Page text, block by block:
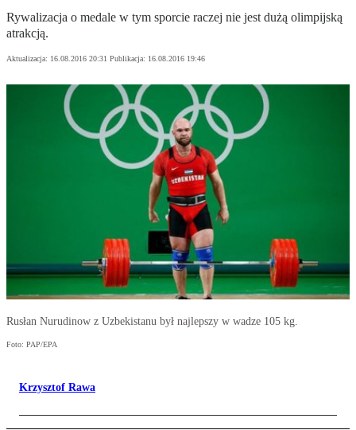
Rywalizacja o medale w tym sporcie raczej nie jest dużą olimpijską
atrakcją.
Aktualizacja: 16.08.2016 20:31 Publikacja: 16.08.2016 19:46
Rusłan Nurudinow z Uzbekistanu był najlepszy w wadze 105 kg.
Foto: PAP/EPA
Krzysztof Rawa